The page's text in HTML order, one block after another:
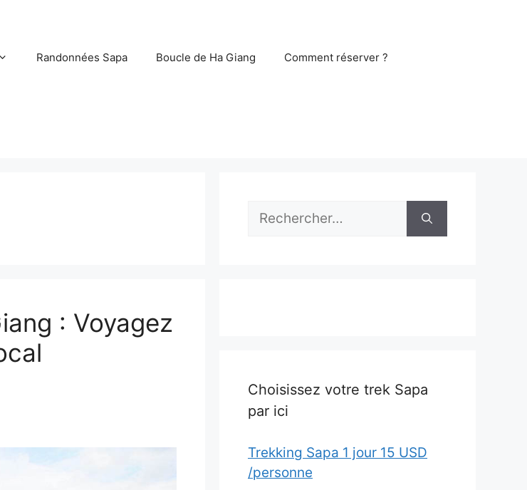
Randonnées Sapa Boucle de Ha Giang Comment réserver ?
: Voyagez
Rechercher :
Choisissez votre trek Sapa
par ici
Trekking Sapa 1 jour 15 USD
/personne